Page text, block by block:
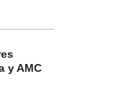
y AMC